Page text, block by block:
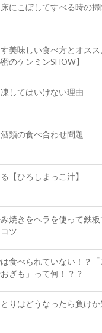
にこぼしてすべる時の掃
美味しい食べ方とオス
のケンミンSHOW】
してはいけない理由
類の食べ合わせ問題
【ひろしまっこ汁】
焼きをヘラを使って鉄板
ツ
食べられていない！？「
ぎも」って何！？？
りはどうなったら負けか